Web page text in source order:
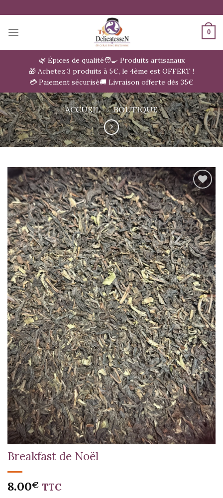
au
contenu
0
🌿 Épices de qualité🧑‍🍳 Produits artisanaux
🎁 Achetez 3 produits à 5€, le 4ème est OFFERT !
💳 Paiement sécurisé🚚 Livraison offerte dès 35€
ACCUEIL » BOUTIQUE
Breakfast de Noël
8.00€ TTC